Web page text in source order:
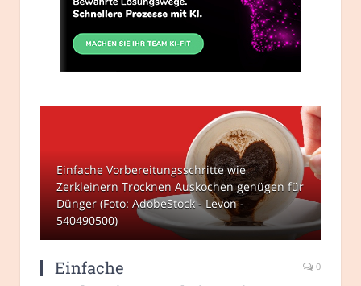
Einfache Vorbereitungsschritte wie
Zerkleinern Trocknen Auskochen genügen für
Dünger (Foto: AdobeStock - Levon -
540490500)
Einfache
0